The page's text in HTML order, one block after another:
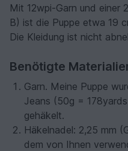
Mit 12wpi-Garn und einer
B) ist die Puppe etwa 19
Die Kleidung ist nicht
Benötigte
Garn. Meine Puppe
Jeans (50g =
gehäkelt.
Häkelnadel: 2,25 mm
dem von Ihnen